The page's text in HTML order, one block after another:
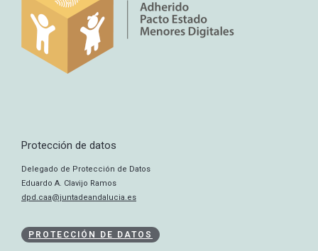
Protección de datos
Delegado de Protección de Datos
Eduardo A. Clavijo Ramos
dpd.caa@juntadeandalucia.es
PROTECCIÓN DE DATOS